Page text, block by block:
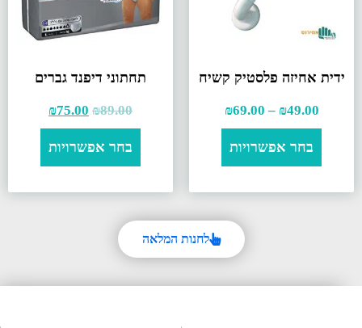
ידית אחיזה פלסטיק קשיח
₪49.00
–
₪69.00
בחר אפשרויות
תחתוני דיפנד גברים
₪89.00
₪75.00
בחר אפשרויות
לחנות המלאה